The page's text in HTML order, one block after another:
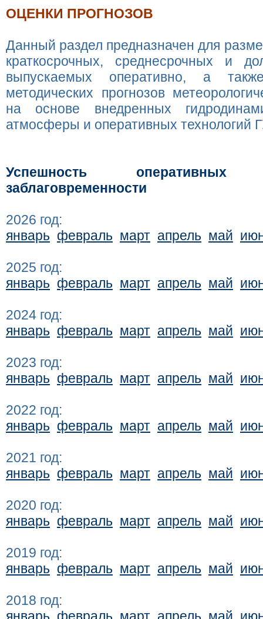
ОЦЕНКИ ПРОГНОЗОВ
Данный раздел предназначен для
краткосрочных, среднесрочных и
выпускаемых оперативно, а
методических прогнозов
на основе внедренных
атмосферы и оперативных технологий
Успешность оперативных
заблаговременности
2026 год:
январь февраль март апрель май
2025 год:
январь февраль март апрель май
2024 год:
январь февраль март апрель май
2023 год:
январь февраль март апрель май
2022 год:
январь февраль март апрель май
2021 год:
январь февраль март апрель май
2020 год:
январь февраль март апрель май
2019 год:
январь февраль март апрель май
2018 год: